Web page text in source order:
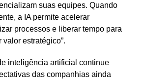
suas equipes. Quando
a IA permite acelerar
processos e liberar tempo para
estratégico”.
inteligência artificial continue
das companhias ainda